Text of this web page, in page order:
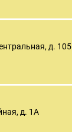
д. 105
д. 1А